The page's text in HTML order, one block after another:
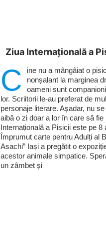
Ziua Internațională a
C
ine nu a mângâiat o
nonșalant la marginea
oameni sunt
lor. Scriitorii le-au preferat de
personaje literare. Așadar, nu
aibă o zi doar a lor în care să fie
Internațională a Pisicii este pe
Împrumut carte pentru Adulți al
Asachi” Iași a pregătit o
acestor animale simpatice.
un zâmbet și